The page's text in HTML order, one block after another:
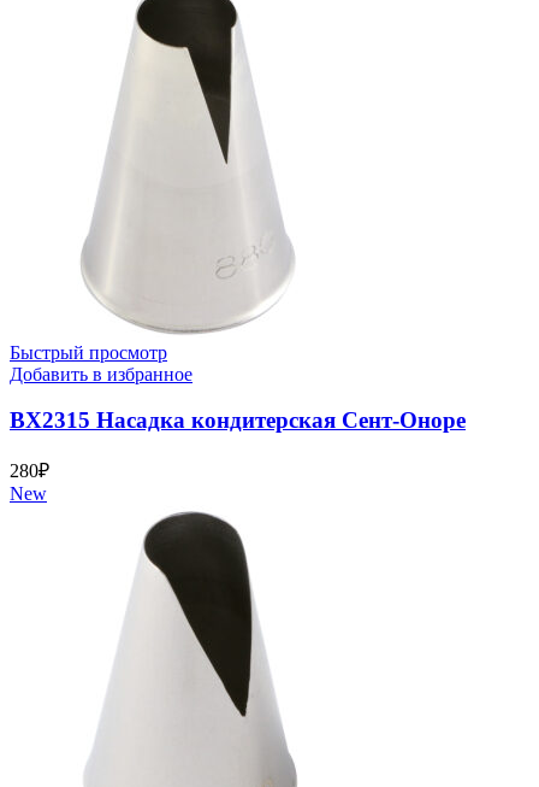
Быстрый просмотр
Добавить в избранное
BX2315 Насадка кондитерская Сент-Оноре
280₽
New